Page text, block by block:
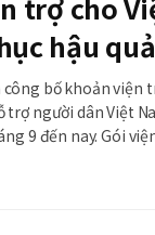
hậu
công bố khoản
trợ người dân Việt
triển khai thông qua Tổ chức
nặng nề nhấ